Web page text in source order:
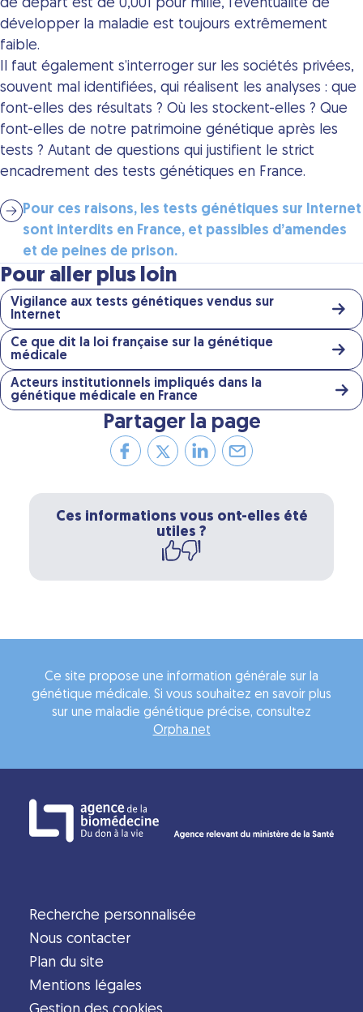
de départ est de 0,001 pour mille, l’éventualité de
développer la maladie est toujours extrêmement
faible.
Il faut également s’interroger sur les sociétés privées,
souvent mal identifiées, qui réalisent les analyses : que
font-elles des résultats ? Où les stockent-elles ? Que
font-elles de notre patrimoine génétique après les
tests ? Autant de questions qui justifient le strict
encadrement des tests génétiques en France.
Pour ces raisons, les tests génétiques sur Internet
sont interdits en France, et passibles d’amendes
et de peines de prison.
Pour aller plus loin
Vigilance aux tests génétiques vendus sur
Internet
Ce que dit la loi française sur la génétique
médicale
Acteurs institutionnels impliqués dans la
génétique médicale en France
Partager la page
Ces informations vous ont-elles été
utiles ?
Ce site propose une information générale sur la
génétique médicale. Si vous souhaitez en savoir plus
sur une maladie génétique précise, consultez
Orpha.net
Recherche personnalisée
Nous contacter
Plan du site
Mentions légales